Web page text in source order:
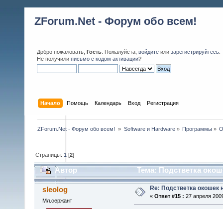
ZForum.Net - Форум обо всем!
Добро пожаловать, Гость . Пожалуйста, войдите или зарегистрируйтесь
Не получили письмо с кодом активации?
Начало Помощь Календарь Вход Регистрация
ZForum.Net - Форум обо всем! » Software и Hardware» Программы»
Страницы: 1 [2]
Автор Тема: Подстветка
sleolog
Мл.сержант
Re: Подстветка окошек
« Ответ #15 : 27 апреля